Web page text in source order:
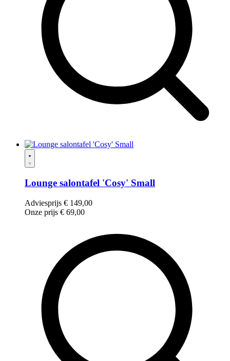
Lounge salontafel 'Cosy' Small
Adviesprijs € 149,00
Onze prijs € 69,00